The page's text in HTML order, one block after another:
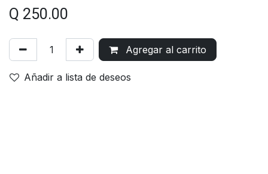
Q 250.00
Agregar al carrito
Añadir a lista de deseos